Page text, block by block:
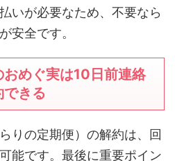
いが必要なため、不要なら
安全です。
おめぐ実は10日前連絡
きる
りの定期便）の解約は、回
能です。最後に重要ポイン